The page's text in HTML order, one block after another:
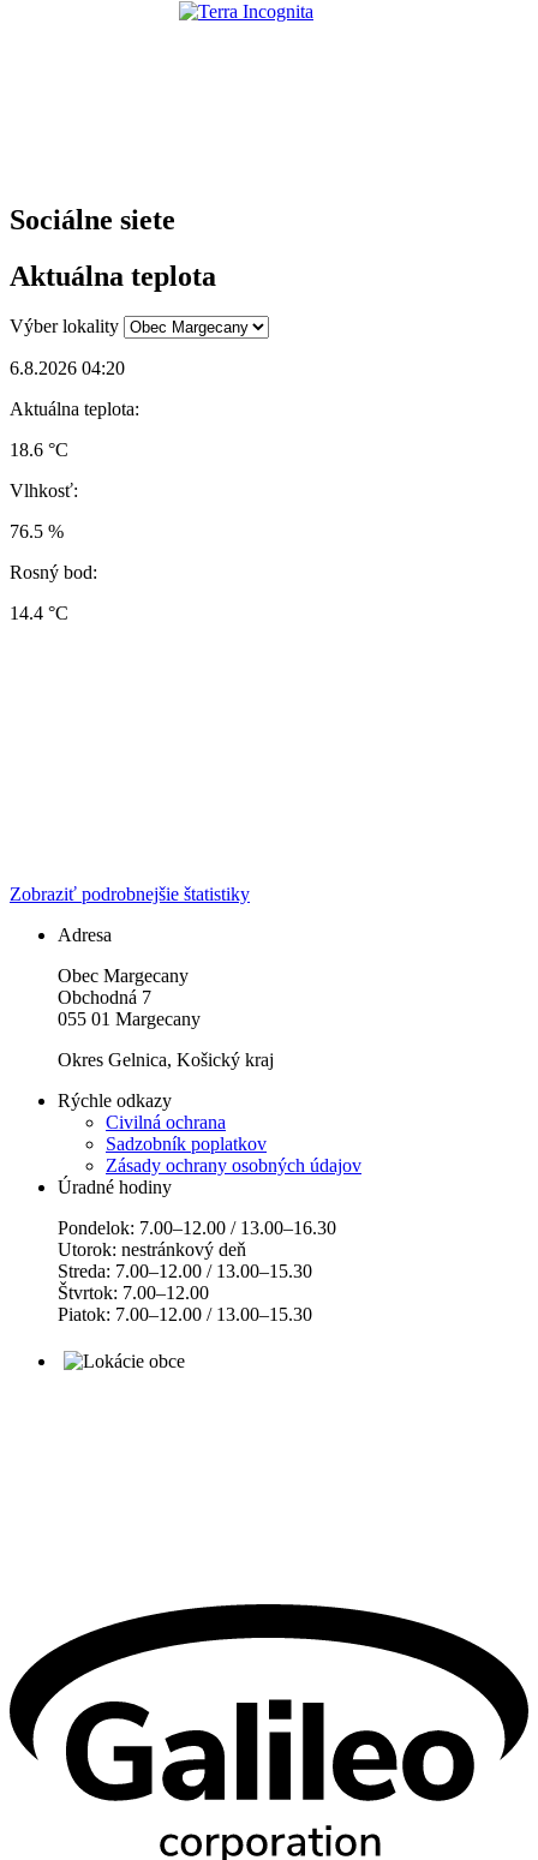
Sociálne siete
Aktuálna teplota
Výber lokality
6.8.2026 04:20
Aktuálna teplota:
18.6 °C
Vlhkosť:
76.5 %
Rosný bod:
14.4 °C
Zobraziť podrobnejšie štatistiky
Adresa
Obec Margecany
Obchodná 7
055 01 Margecany
Okres Gelnica, Košický kraj
Rýchle odkazy
Civilná ochrana
Sadzobník poplatkov
Zásady ochrany osobných údajov
Úradné hodiny
Pondelok: 7.00–12.00 / 13.00–16.30
Utorok: nestránkový deň
Streda: 7.00–12.00 / 13.00–15.30
Štvrtok: 7.00–12.00
Piatok: 7.00–12.00 / 13.00–15.30